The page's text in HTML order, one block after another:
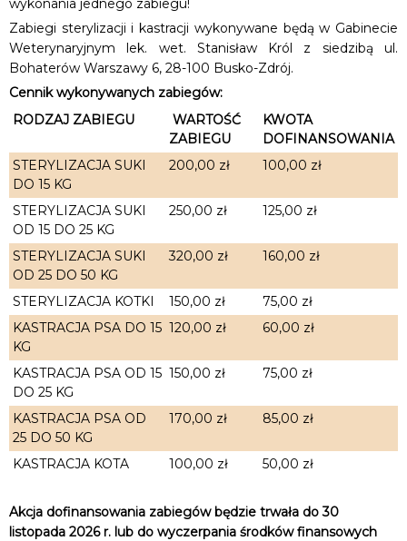
wykonania jednego zabiegu!
Zabiegi sterylizacji i kastracji wykonywane będą w Gabinecie
Weterynaryjnym lek. wet. Stanisław Król z siedzibą ul.
Bohaterów Warszawy 6, 28-100 Busko-Zdrój.
Cennik wykonywanych zabiegów:
RODZAJ ZABIEGU
WARTOŚĆ
ZABIEGU
KWOTA
DOFINANSOWANIA
STERYLIZACJA SUKI
DO 15 KG
200,00 zł 100,00 zł
STERYLIZACJA SUKI
OD 15 DO 25 KG
250,00 zł 125,00 zł
STERYLIZACJA SUKI
OD 25 DO 50 KG
320,00 zł 160,00 zł
STERYLIZACJA KOTKI 150,00 zł
75,00 zł
KASTRACJA PSA DO 15
KG
120,00 zł 60,00 zł
KASTRACJA PSA OD 15
DO 25 KG
150,00 zł 75,00 zł
KASTRACJA PSA OD
25 DO 50 KG
170,00 zł 85,00 zł
KASTRACJA KOTA 100,00 zł 50,00 zł
Akcja dofinansowania zabiegów będzie trwała do 30
listopada 2026 r. lub do wyczerpania środków finansowych